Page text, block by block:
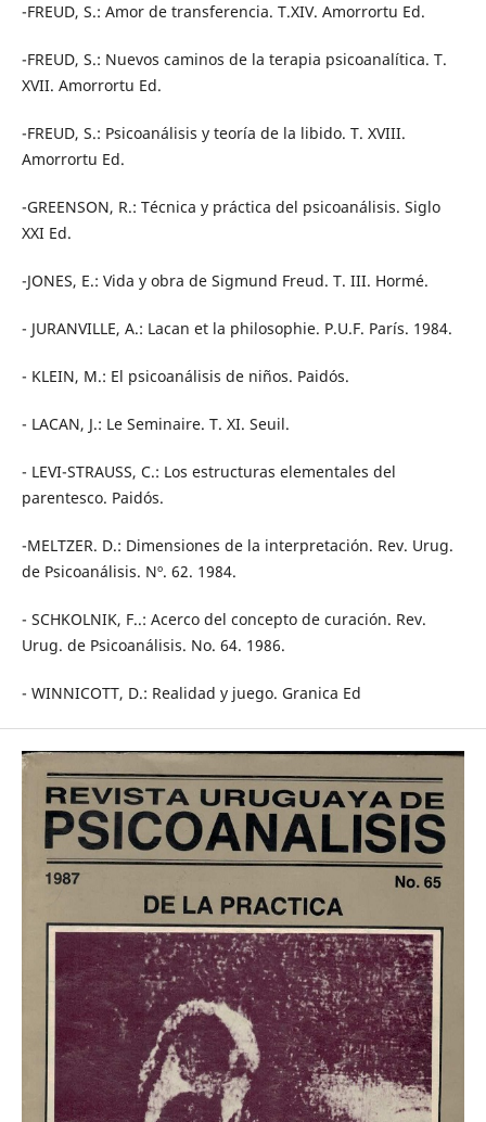
-FREUD, S.: Amor de transferencia. T.XIV. Amorrortu Ed.
-FREUD, S.: Nuevos caminos de la terapia psicoanalítica. T.
XVII. Amorrortu Ed.
-FREUD, S.: Psicoanálisis y teoría de la libido. T. XVIII.
Amorrortu Ed.
-GREENSON, R.: Técnica y práctica del psicoanálisis. Siglo
XXI Ed.
-JONES, E.: Vida y obra de Sigmund Freud. T. III. Hormé.
- JURANVILLE, A.: Lacan et la philosophie. P.U.F. París. 1984.
- KLEIN, M.: El psicoanálisis de niños. Paidós.
- LACAN, J.: Le Seminaire. T. XI. Seuil.
- LEVI-STRAUSS, C.: Los estructuras elementales del
parentesco. Paidós.
-MELTZER. D.: Dimensiones de la interpretación. Rev. Urug.
de Psicoanálisis. Nº. 62. 1984.
- SCHKOLNIK, F..: Acerco del concepto de curación. Rev.
Urug. de Psicoanálisis. No. 64. 1986.
- WINNICOTT, D.: Realidad y juego. Granica Ed